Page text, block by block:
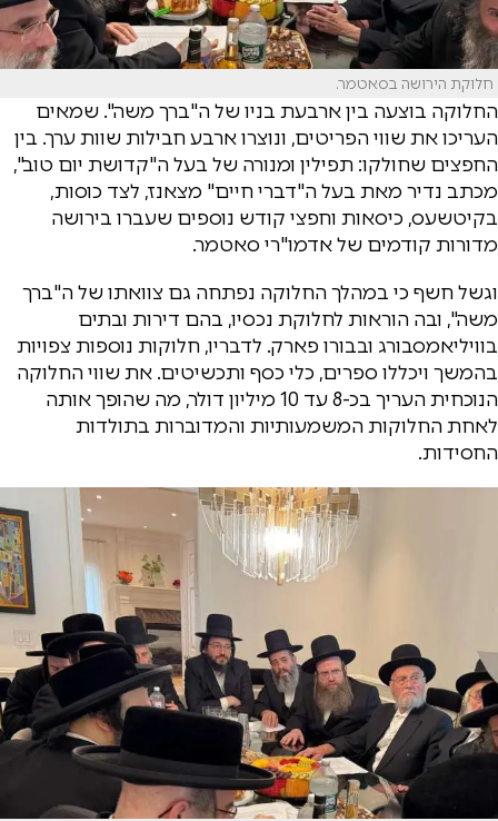
חלוקת הירושה בסאטמר.
החלוקה בוצעה בין ארבעת בניו של ה"ברך משה". שמאים
העריכו את שווי הפריטים, ונוצרו ארבע חבילות שוות ערך. בין
החפצים שחולקו: תפילין ומנורה של בעל ה"קדושת יום טוב",
מכתב נדיר מאת בעל ה"דברי חיים" מצאנז, לצד כוסות,
בקיטשעס, כיסאות וחפצי קודש נוספים שעברו בירושה
מדורות קודמים של אדמו"רי סאטמר.
וגשל חשף כי במהלך החלוקה נפתחה גם צוואתו של ה"ברך
משה", ובה הוראות לחלוקת נכסיו, בהם דירות ובתים
בוויליאמסבורג ובבורו פארק. לדבריו, חלוקות נוספות צפויות
בהמשך ויכללו ספרים, כלי כסף ותכשיטים. את שווי החלוקה
הנוכחית העריך בכ-8 עד 10 מיליון דולר, מה שהופך אותה
לאחת החלוקות המשמעותיות והמדוברות בתולדות
החסידות.